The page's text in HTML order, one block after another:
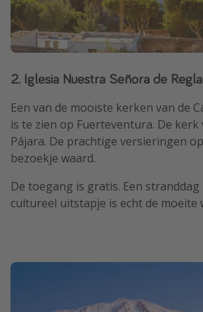
2. Iglesia Nuestra Señora de
Een van de mooiste kerken van de
is te zien op Fuerteventura. De kerk
Pájara. De prachtige versieringen
bezoekje waard.
De toegang is gratis. Een
cultureel uitstapje is echt de moeite